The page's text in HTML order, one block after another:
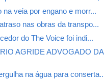
veia por engano e morr...
nas obras da transpo...
do The Voice foi indi...
AGRIDE ADVOGADO
na água para